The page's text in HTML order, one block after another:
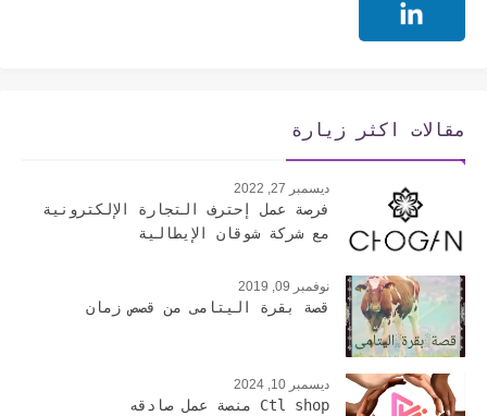
مقالات اكثر زيارة
ديسمبر 27, 2022
فرصة عمل إحترف التجارة الإلكترونية
مع شركة شوقان الإيطالية
نوفمبر 09, 2019
قصة بقرة اليتامى من قصص زمان
ديسمبر 10, 2024
Ctl shop منصة عمل صادقه